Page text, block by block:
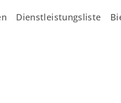
Dienstleistungsliste